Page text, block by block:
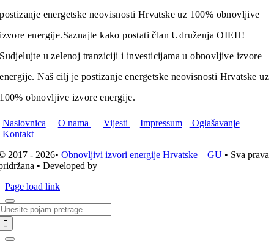
postizanje energetske neovisnosti Hrvatske uz 100% obnovljive
izvore energije.Saznajte kako postati član Udruženja OIEH!
Sudjelujte u zelenoj tranziciji i investicijama u obnovljive izvore
energije. Naš cilj je postizanje energetske neovisnosti Hrvatske uz
100% obnovljive izvore energije.
Naslovnica O nama Vijesti Impressum
Oglašavanje
Kontakt
2017 - 2026•Obnovljivi izvori energije Hrvatske – GU • Sva prava
• Developed by
Page load link